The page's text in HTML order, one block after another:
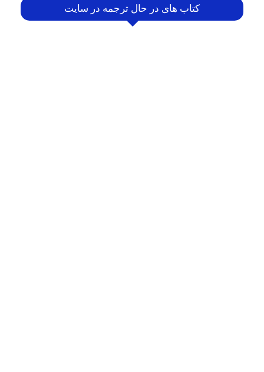
کتاب های در حال ترجمه در سایت